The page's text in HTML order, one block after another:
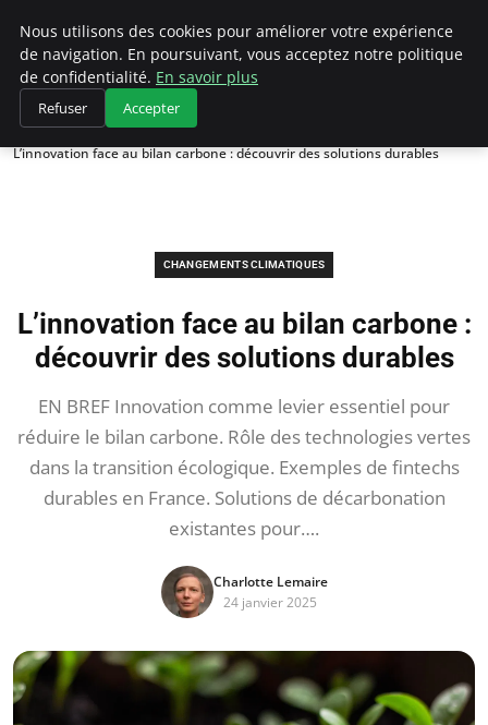
Climategatecountryclub.com
Accueil
Changements climatiques
L’innovation face au bilan carbone : découvrir des solutions durables
CHANGEMENTS CLIMATIQUES
L’innovation face au bilan carbone :
découvrir des solutions durables
EN BREF Innovation comme levier essentiel pour
réduire le bilan carbone. Rôle des technologies vertes
dans la transition écologique. Exemples de fintechs
durables en France. Solutions de décarbonation
existantes pour….
Charlotte Lemaire
24 janvier 2025
Nous utilisons des cookies pour améliorer votre expérience
de navigation. En poursuivant, vous acceptez notre politique
de confidentialité. En savoir plus
Refuser Accepter